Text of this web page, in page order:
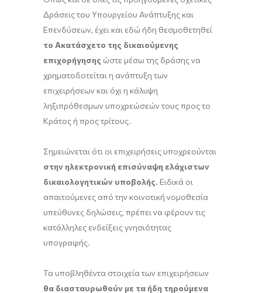
Δράσεις του Υπουργείου Ανάπτυξης και
Επενδύσεων, έχει και εδώ ήδη θεσμοθετηθεί
το Ακατάσχετο της δικαιούμενης
επιχορήγησης ώστε μέσω της δράσης να
χρηματοδοτείται η ανάπτυξη των
επιχειρήσεων και όχι η κάλυψη
ληξιπρόθεσμων υποχρεώσεών τους προς το
Κράτος ή προς τρίτους.
Σημειώνεται ότι οι επιχειρήσεις υποχρεούνται
στην ηλεκτρονική επισύναψη ελάχιστων
δικαιολογητικών υποβολής. Ειδικά οι
απαιτούμενες από την κοινοτική νομοθεσία
υπεύθυνες δηλώσεις, πρέπει να φέρουν τις
κατάλληλες ενδείξεις γνησιότητας
υπογραφής.
Τα υποβληθέντα στοιχεία των επιχειρήσεων
θα διασταυρωθούν με τα ήδη τηρούμενα